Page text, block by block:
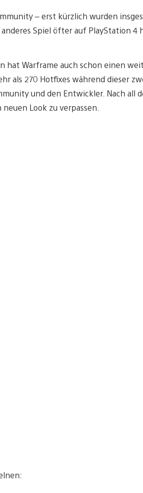
– erst kürzlich wurden
Spiel öfter auf PlayStation 4
hat Warframe auch schon einen
als 270 Hotfixes während dieser
und den Entwickler. Nach all
Look zu verpassen.